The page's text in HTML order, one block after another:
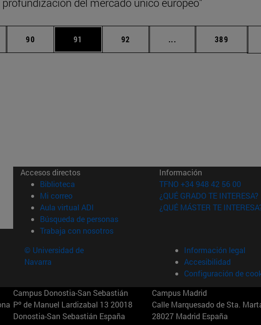
intermedias Use TAB para desplazarse.
Página
90 Página
91 Página
92 ... Páginas intermedias
Página
389
Accesos directos
Biblioteca (abre en nueva ventana)
Mi correo(abre en nueva ventana)
Aula virtual ADI (abre en nueva ventana)
Búsqueda de personas(abre en nueva ventana)
Trabaja con nosotros(abre en nueva ventana)
Información
TFNO +34 948 42 56 00
¿QUÉ GRADO TE INTERESA?
¿QUÉ MÁSTER TE
© Universidad de
Navarra
Información legal
Accesibilidad
Configuración de
Campus Donostia-San Sebastián
Pº de Manuel Lardizabal 13 20018
Donostia-San Sebastián España
Campus Madrid
Calle Marquesado de Sta.
28027 Madrid España